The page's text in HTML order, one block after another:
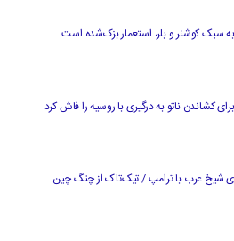
سبک کوشنر و بلر، استعمار بزک‌شده است
کشاندن ناتو به درگیری با روسیه را فاش کرد
دلاری شیخ عرب با ترامپ / تیک‌تاک از چنگ چین